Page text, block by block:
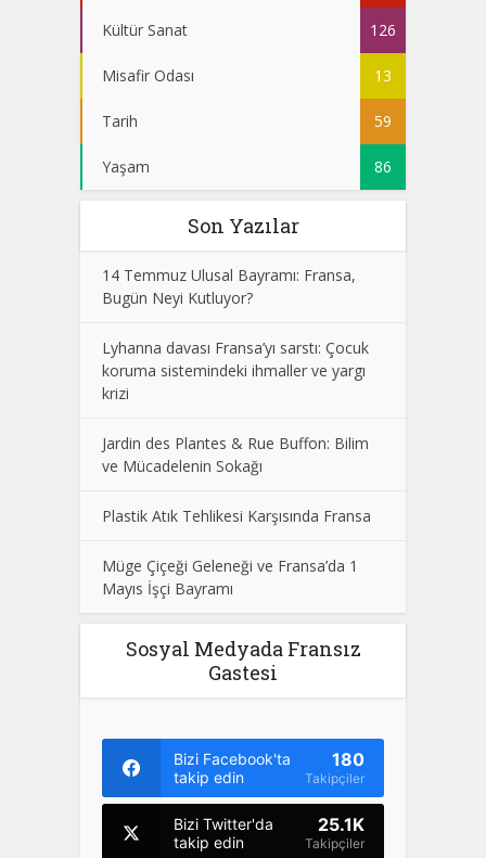
Kültür Sanat 126
Misafir Odası 13
Tarih 59
Yaşam 86
Son Yazılar
14 Temmuz Ulusal Bayramı: Fransa,
Bugün Neyi Kutluyor?
Lyhanna davası Fransa’yı sarstı: Çocuk
koruma sistemindeki ihmaller ve yargı
krizi
Jardin des Plantes & Rue Buffon: Bilim
ve Mücadelenin Sokağı
Plastik Atık Tehlikesi Karşısında Fransa
Müge Çiçeği Geleneği ve Fransa’da 1
Mayıs İşçi Bayramı
Sosyal Medyada Fransız
Gastesi
Bizi Facebook'ta
takip edin
180
Takipçiler
Bizi Twitter'da
takip edin
25.1K
Takipçiler